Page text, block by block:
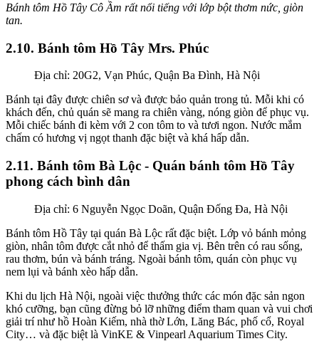
Bánh tôm Hồ Tây Cô Ầm rất nổi tiếng với lớp bột thơm nức, giòn
tan.
2.10. Bánh tôm Hồ Tây Mrs. Phúc
Địa chỉ: 20G2, Vạn Phúc, Quận Ba Đình, Hà Nội
Bánh tại đây được chiên sơ và được bảo quản trong tủ. Mỗi khi có
khách đến, chủ quán sẽ mang ra chiên vàng, nóng giòn để phục vụ.
Mỗi chiếc bánh đi kèm với 2 con tôm to và tươi ngon. Nước mắm
chấm có hương vị ngọt thanh đặc biệt và khá hấp dẫn.
2.11. Bánh tôm Bà Lộc - Quán bánh tôm Hồ Tây
phong cách bình dân
Địa chỉ: 6 Nguyễn Ngọc Doãn, Quận Đống Đa, Hà Nội
Bánh tôm Hồ Tây tại quán Bà Lộc rất đặc biệt. Lớp vỏ bánh mỏng
giòn, nhân tôm được cắt nhỏ để thấm gia vị. Bên trên có rau sống,
rau thơm, bún và bánh tráng. Ngoài bánh tôm, quán còn phục vụ
nem lụi và bánh xèo hấp dẫn.
Khi du lịch Hà Nội, ngoài việc thưởng thức các món đặc sản ngon
khó cưỡng, bạn cũng đừng bỏ lỡ những điểm tham quan và vui chơi
giải trí như hồ Hoàn Kiếm, nhà thờ Lớn, Lăng Bác, phố cổ, Royal
City… và đặc biệt là VinKE & Vinpearl Aquarium Times City.